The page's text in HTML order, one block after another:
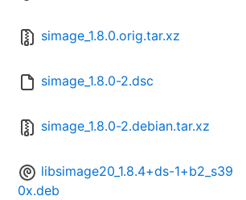
simage_1.8.0.orig.tar.xz
simage_1.8.0-2.dsc
simage_1.8.0-2.debian.tar.xz
libsimage20_1.8.4+ds-1+b2_s39
0x.deb